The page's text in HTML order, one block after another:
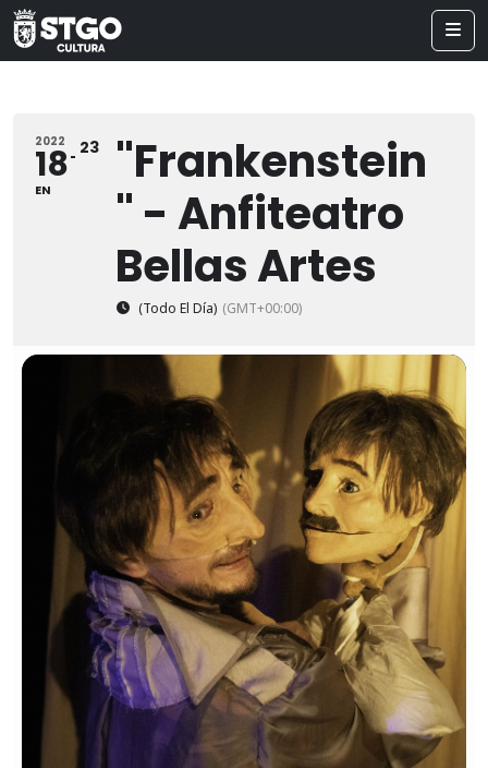
2022
18
EN
23
"Frankenstein
" - Anfiteatro
Bellas Artes
(Todo El Día) (GMT+00:00)